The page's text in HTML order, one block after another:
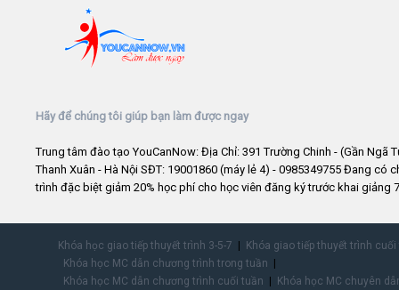
Hãy để chúng tôi giúp bạn làm được ngay
Trung tâm đào tạo YouCanNow: Địa Chỉ: 391 Trường Chinh - (Gần Ngã
Thanh Xuân - Hà Nội SĐT: 19001860 (máy lẻ 4) - 0985349755 Đang có
trình đặc biệt giảm 20% học phí cho học viên đăng ký trước khai giảng
Khóa học giao tiếp thuyết trình 3-5-7
Khóa giao tiếp thuyết trình
Khóa học MC dẫn chương trình trong tuần
Khóa học MC dẫn chương trình cuối tuần
Khóa học MC chuyên